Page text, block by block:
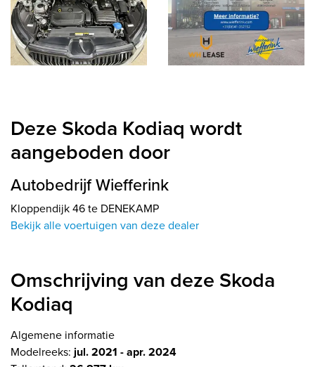
Deze Skoda Kodiaq wordt
aangeboden door
Autobedrijf Wiefferink
Kloppendijk 46 te DENEKAMP
Bekijk alle voertuigen van deze dealer
Omschrijving van deze Skoda
Kodiaq
Algemene informatie
Modelreeks: jul. 2021 - apr. 2024